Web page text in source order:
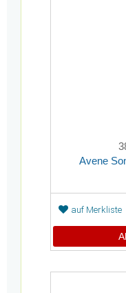
Avene
auf Merkliste